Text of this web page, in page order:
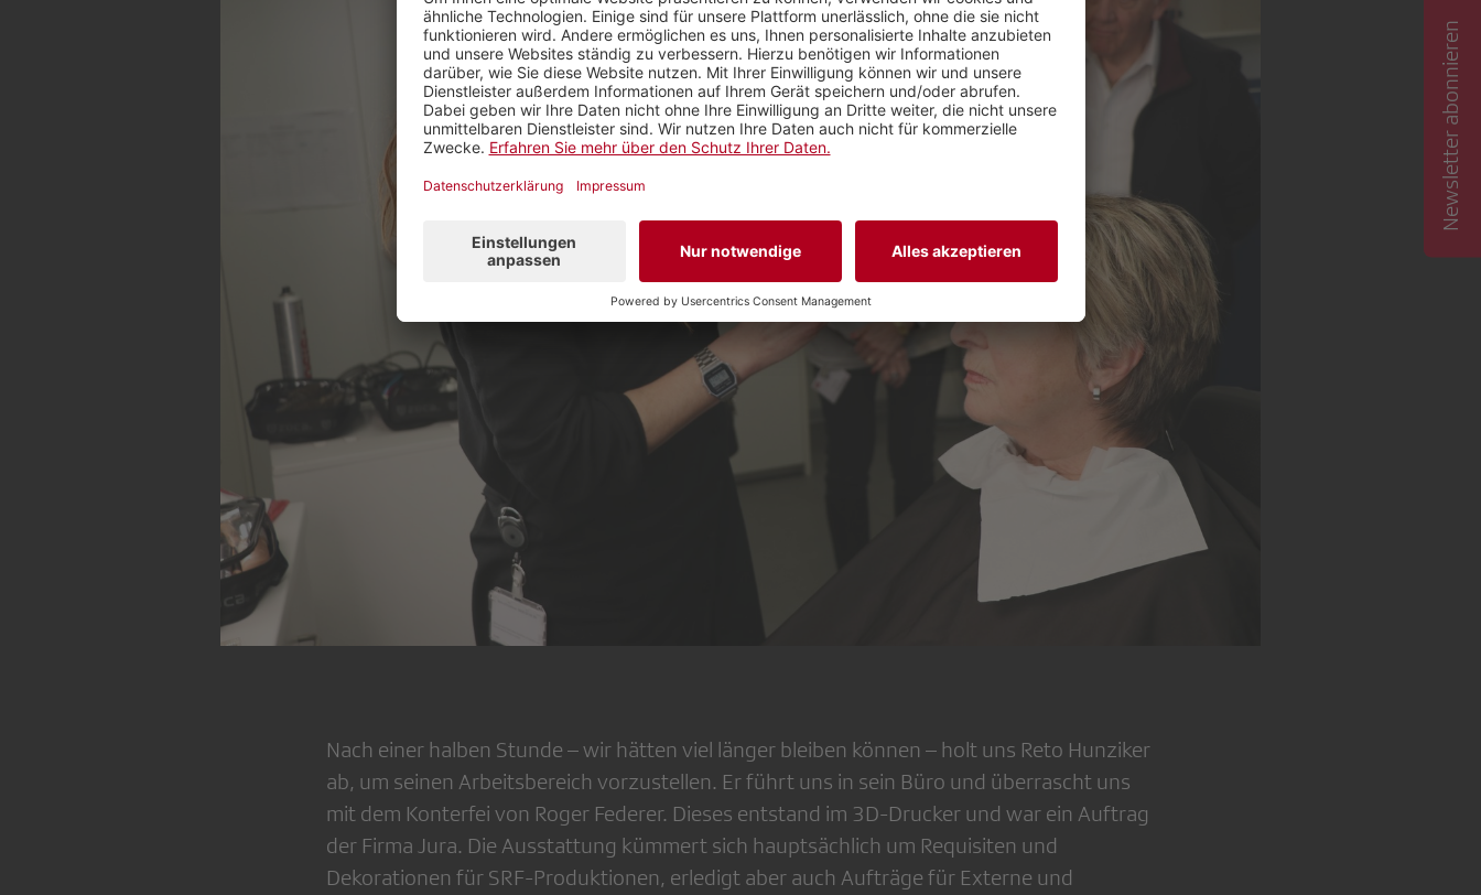
Nach einer halben Stunde – wir hätten viel länger bleiben können – holt uns Reto Hunziker
ab, um seinen Arbeitsbereich vorzustellen. Er führt uns in sein Büro und überrascht uns
mit dem Konterfei von Roger Federer. Dieses entstand im 3D-Drucker und war ein Auftrag
der Firma Jura. Die Ausstattung kümmert sich hauptsächlich um Requisiten und
Dekorationen für SRF-Produktionen, erledigt aber auch Aufträge für Externe und
Newsletter abonnieren